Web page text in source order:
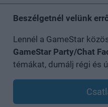
Beszélgetnél velünk
Lennél a GameStar
GameStar Party/Chat
témákat, dumálj régi és